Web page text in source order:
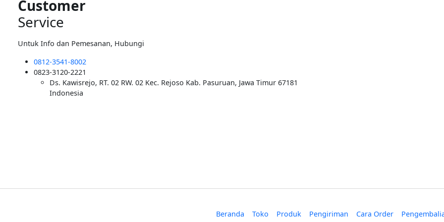
Customer
Service
Untuk Info dan Pemesanan, Hubungi
0812-3541-8002
0823-3120-2221
Ds. Kawisrejo, RT. 02 RW. 02 Kec. Rejoso Kab. Pasuruan, Jawa Timur 67181
Indonesia
Beranda Toko Produk Pengiriman Cara Order